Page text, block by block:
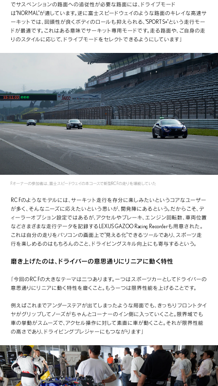
でサスペンションの路面への追従性が必要な路面には、ドライブモード
は“NORMAL”が適しています。逆に富士スピードウェイのような路面のキレイな高速サ
ーキットでは、回頭性が良くボディのロールも抑えられる、“SPORT S+”という走行モー
ドが最適です。これはある意味でサーキット専用モードです。走る路面や、ご自身の走
りのスタイルに応じて、ドライブモードをセレクトできるようにしています」
Fオーナーの参加者は、富士スピードウェイの本コースで新型RC Fの走りを堪能していた
RC Fのようなモデルには、サーキット走行を存分に楽しみたいというコアなユーザー
が多く、そんなニーズに応えたいという思いが、開発陣にあるという。だからこそ、デ
ィーラーオプション設定ではあるが、アクセルやブレーキ、エンジン回転数、車両位置
などさまざまな走行データを記録するLEXUS GAZOO Racing Recorderも用意された。
これは自分の走りをパソコンの画面上で“見える化”できるツールであり、スポーツ走
行を楽しめるのはもちろんのこと、ドライビングスキル向上にも寄与するという。
磨き上げたのは、ドライバーの意思通りにリニアに動く特性
「今回のRC Fの大きなテーマは二つあります。一つはスポーツカーとしてドライバーの
意思通りにリニアに動く特性を磨くこと。もう一つは限界性能を上げることです。
例えばこれまでアンダーステアが出てしまったような局面でも、きっちりフロントタイ
ヤがグリップしてノーズがちゃんとコーナーのイン側に入っていくこと。限界域でも
車の挙動がスムーズで、アクセル操作に対して素直に車が動くこと。それが限界性能
の高さであり、ドライビングプレジャーにもつながります」